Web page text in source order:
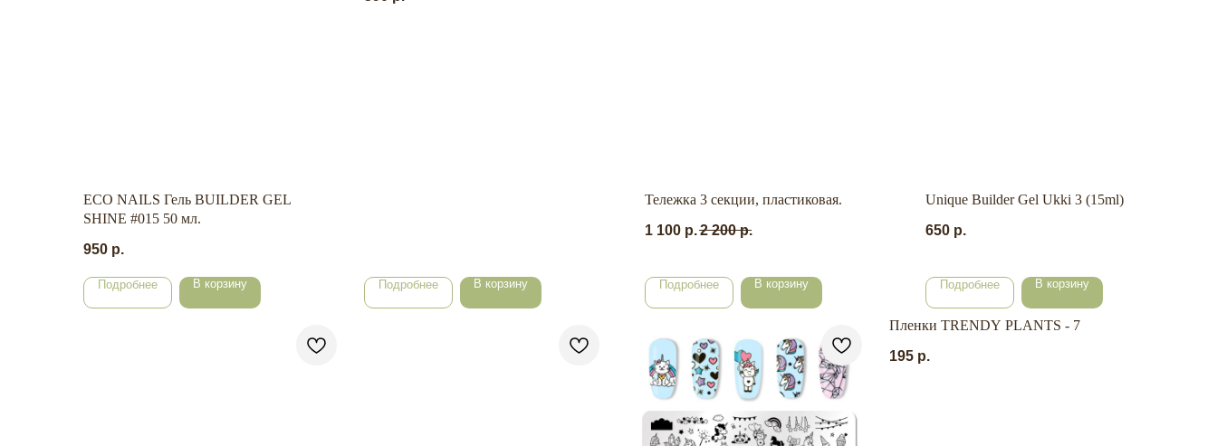
ECO NAILS Гель BUILDER GEL
SHINE #015 50 мл.
950 р.
Подробнее В корзину Подробнее В корзину
Тележка 3 секции, пластиковая.
1 100 р.2 200 р.
Подробнее В корзину
Unique Builder Gel Ukki 3 (15ml)
650 р.
Подробнее В корзину
Пленки TRENDY PLANTS - 7
195 р.